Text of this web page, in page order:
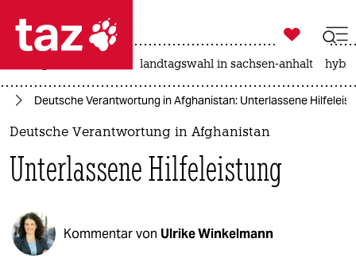
 taz zahl ich
taz zahl ich
politik
öko
gesellschaft

taz zahl ich
landtagswahl in sachsen-anhalt
Deutsche Verantwortung in Afghanistan: Unterlassene
Deutsche Verantwortung in Afghanistan
Unterlassene Hilfeleistung
Kommentar von Ulrike Winkelmann